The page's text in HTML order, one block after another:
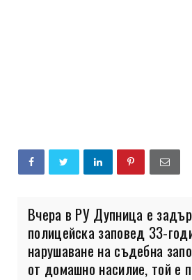
Вчера в РУ Дупница е
полицейска заповед 33-
нарушаване на съдебна
от домашно насилие, той е